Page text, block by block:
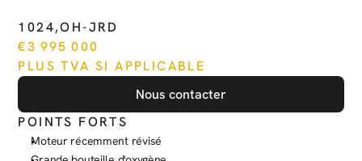
PILATUS
1024,OH-JRD
€3 995 000
PLUS TVA SI APPLICABLE
Nous contacter
POINTS FORTS
Moteur récemment révisé